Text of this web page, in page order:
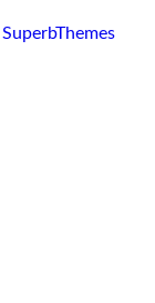
SuperbThemes